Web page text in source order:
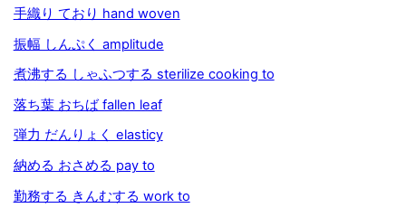
手織り ており hand woven
振幅 しんぷく amplitude
煮沸する しゃふつする sterilize cooking to
落ち葉 おちば fallen leaf
弾力 だんりょく elasticy
納める おさめる pay to
勤務する きんむする work to